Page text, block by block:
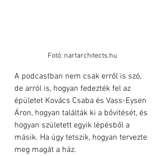
Fotó: nartarchitects.hu
A podcastban nem csak erről is szó,
de arról is, hogyan fedezték fel az
épületet Kovács Csaba és Vass-Eysen
Áron, hogyan találták ki a bővítését, és
hogyan született egyik lépésből a
másik. Ha úgy tetszik, hogyan tervezte
meg magát a ház.